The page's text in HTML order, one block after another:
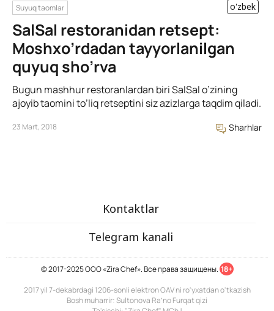
Suyuq taomlar o'zbek
SalSal restoranidan retsept:
Moshxo’rdadan tayyorlanilgan
quyuq sho’rva
Bugun mashhur restoranlardan biri SalSal o’zining
ajoyib taomini to’liq retseptini siz azizlarga taqdim qiladi.
23 Mart, 2018 Sharhlar
Kontaktlar
Telegram kanali
© 2017-2025 ООО «Zira Chef». Все права защищены. 18+
2017 yil 7-dekabrdagi 1206-sonli elektron OAV ni ro'yxatdan o'tkazish
Bosh muharrir: Sultonova Ra’no Furqat qizi